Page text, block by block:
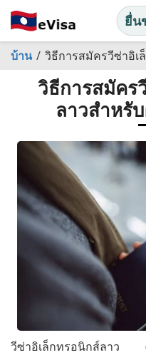
ยื่น
บ้าน วิธีการสมัครวีซ่าอิเล็
วิธีการสมัคร
ลาวสำหรั
วีซ่าอิเล็กทรอนิกส์ลาว